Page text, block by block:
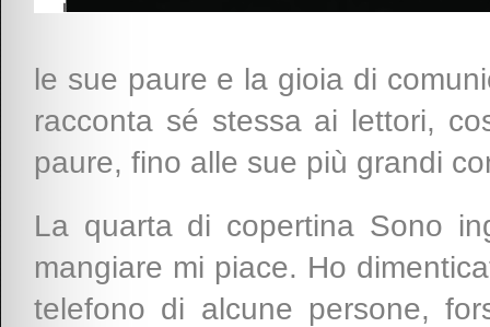
le sue paure e la gioia di
racconta sé stessa ai lettori,
paure, fino alle sue più grandi
La quarta di copertina Sono
mangiare mi piace. Ho
telefono di alcune persone,